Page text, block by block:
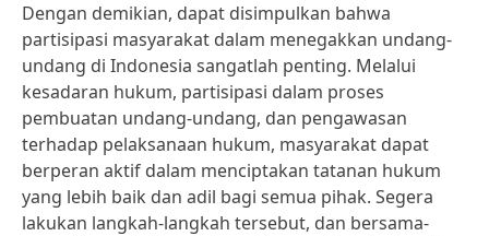
Dengan demikian, dapat disimpulkan bahwa
partisipasi masyarakat dalam menegakkan undang-
undang di Indonesia sangatlah penting. Melalui
kesadaran hukum, partisipasi dalam proses
pembuatan undang-undang, dan pengawasan
terhadap pelaksanaan hukum, masyarakat dapat
berperan aktif dalam menciptakan tatanan hukum
yang lebih baik dan adil bagi semua pihak. Segera
lakukan langkah-langkah tersebut, dan bersama-